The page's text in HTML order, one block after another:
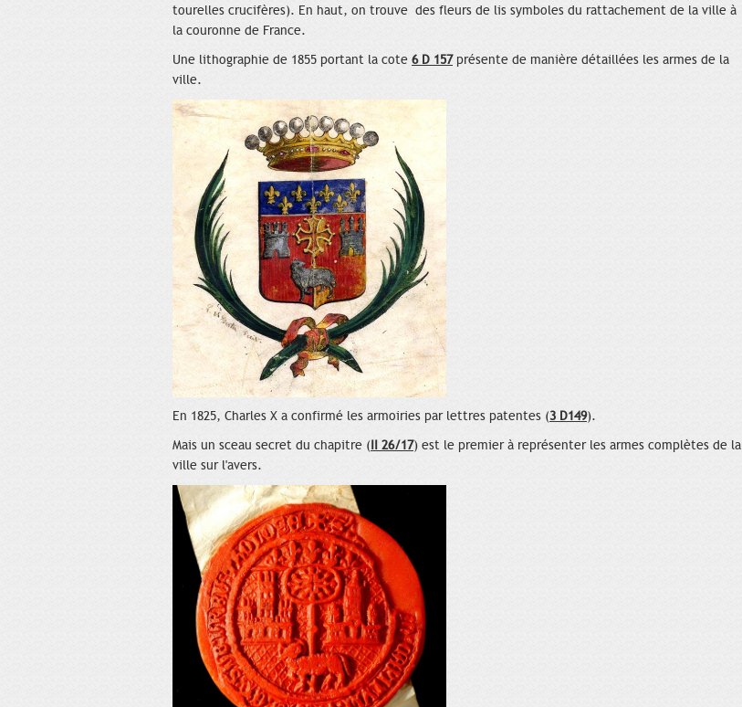
tourelles crucifères). En haut, on trouve des fleurs de lis symboles du rattachement de la ville à
la couronne de France.
Une lithographie de 1855 portant la cote 6 D 157présente de manière détaillées les armes de la
ville.
En 1825, Charles X a confirmé les armoiries par lettres patentes (3 D149).
Mais un sceau secret du chapitre (II 26/17) est le premier à représenter les armes complètes de la
ville sur l'avers.